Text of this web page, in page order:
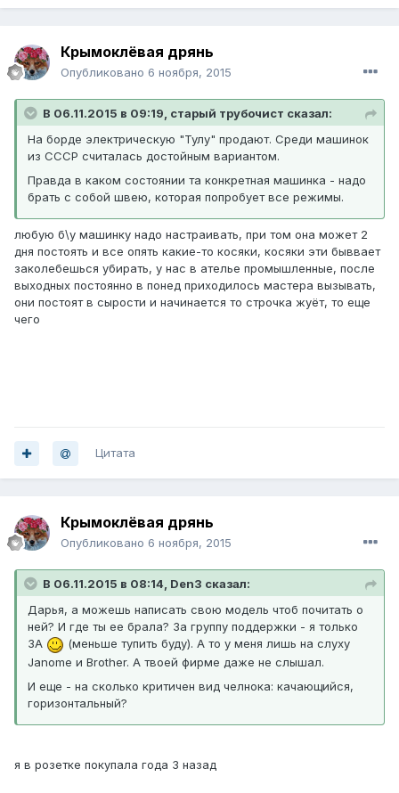
Крымоклёвая дрянь
Опубликовано 6 ноября, 2015
В 06.11.2015 в 09:19, старый трубочист сказал:
На борде электрическую "Тулу" продают. Среди машинок
из СССР считалась достойным вариантом.
Правда в каком состоянии та конкретная машинка - надо
брать с собой швею, которая попробует все режимы.
любую б\у машинку надо настраивать, при том она может 2
дня постоять и все опять какие-то косяки, косяки эти быввает
заколебешься убирать, у нас в ателье промышленные, после
выходных постоянно в понед приходилось мастера вызывать,
они постоят в сырости и начинается то строчка жуёт, то еще
чего
Цитата
Крымоклёвая дрянь
Опубликовано 6 ноября, 2015
В 06.11.2015 в 08:14, Den3 сказал:
Дарья, а можешь написать свою модель чтоб почитать о
ней? И где ты ее брала? За группу поддержки - я только
ЗА
(меньше тупить буду). А то у меня лишь на слуху
Janome и Brother. А твоей фирме даже не слышал.
И еще - на сколько критичен вид челнока: качающийся,
горизонтальный?
я в розетке покупала года 3 назад